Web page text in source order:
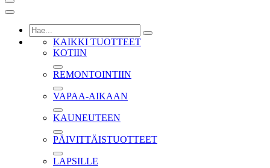
KAIKKI TUOTTEET
KOTIIN
REMONTOINTIIN
VAPAA-AIKAAN
KAUNEUTEEN
PÄIVITTÄISTUOTTEET
LAPSILLE